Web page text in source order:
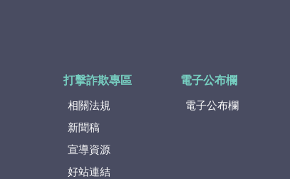
打擊詐欺專區
相關法規
新聞稿
宣導資源
好站連結
電子公布欄
電子公布欄